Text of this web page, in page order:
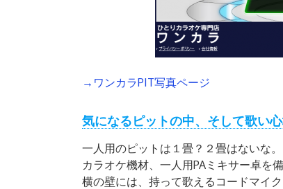
→ワンカラPIT写真ページ
気になるピットの中、そして歌い
一人用のピットは１畳？２畳はないな。
カラオケ機材、一人用PAミキサー卓を
横の壁には、持って歌えるコードマイ